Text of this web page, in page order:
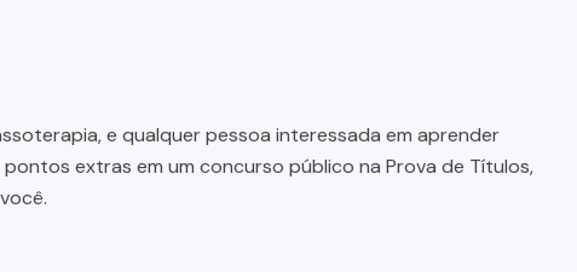
e qualquer pessoa interessada em aprender
extras em um concurso público na Prova de Títulos,